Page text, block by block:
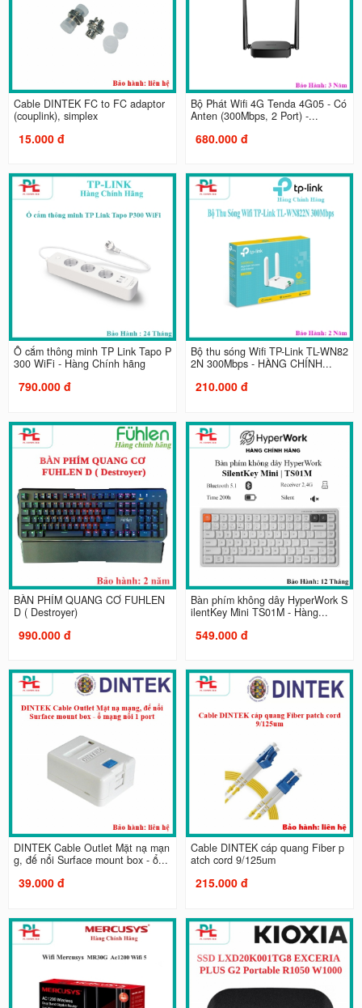
Cable DINTEK FC to FC adaptor
(couplink), simplex
15.000 đ
Bộ Phát Wifi 4G Tenda 4G05 - Có
Anten (300Mbps, 2 Port) -...
680.000 đ
Ổ cắm thông minh TP Link Tapo P
300 WiFi - Hàng Chính hãng
790.000 đ
Bộ thu sóng Wifi TP-Link TL-WN82
2N 300Mbps - HÀNG CHÍNH...
210.000 đ
BÀN PHÍM QUANG CƠ FUHLEN
D ( Destroyer)
990.000 đ
Bàn phím không dây HyperWork S
ilentKey Mini TS01M - Hàng...
549.000 đ
DINTEK Cable Outlet Mặt nạ mạn
g, đế nổi Surface mount box - ổ...
39.000 đ
Cable DINTEK cáp quang Fiber p
atch cord 9/125um
215.000 đ